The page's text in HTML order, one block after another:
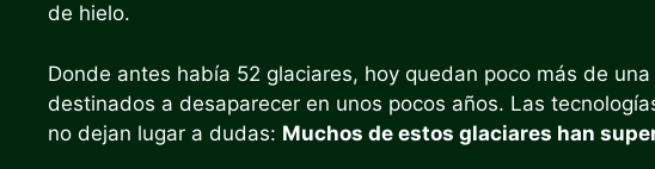
de hielo.
Donde antes había 52 glaciares, hoy quedan poco más de
destinados a desaparecer en unos pocos años. Las
no dejan lugar a dudas: Muchos de estos glaciares han